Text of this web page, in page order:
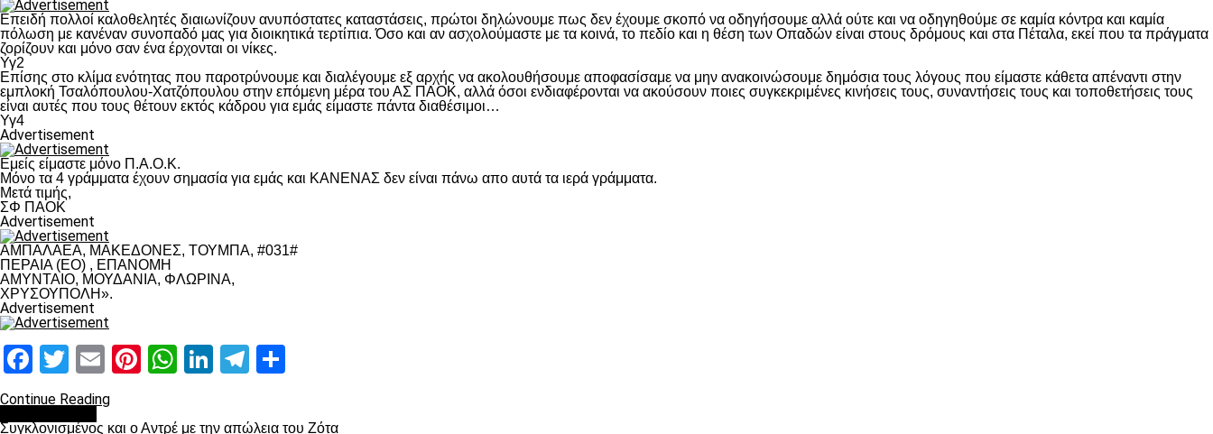
Επειδή πολλοί καλοθελητές διαιωνίζουν ανυπόστατες καταστάσεις, πρώτοι δηλώνουμε πως δεν έχουμε σκοπό να οδηγήσουμε αλλά ούτε και να οδηγηθούμε σε καμία κόντρα και καμία
πόλωση με κανέναν συνοπαδό μας για διοικητικά τερτίπια. Όσο και αν ασχολούμαστε με τα κοινά, το πεδίο και η θέση των Οπαδών είναι στους δρόμους και στα Πέταλα, εκεί που τα πράγματα
ζορίζουν και μόνο σαν ένα έρχονται οι νίκες.
Υγ2
Επίσης στο κλίμα ενότητας που παροτρύνουμε και διαλέγουμε εξ αρχής να ακολουθήσουμε αποφασίσαμε να μην ανακοινώσουμε δημόσια τους λόγους που είμαστε κάθετα απέναντι στην
εμπλοκή Τσαλόπουλου-Χατζόπουλου στην επόμενη μέρα του ΑΣ ΠΑΟΚ, αλλά όσοι ενδιαφέρονται να ακούσουν ποιες συγκεκριμένες κινήσεις τους, συναντήσεις τους και τοποθετήσεις τους
είναι αυτές που τους θέτουν εκτός κάδρου για εμάς είμαστε πάντα διαθέσιμοι…
Υγ4
Advertisement
Εμείς είμαστε μόνο Π.Α.Ο.Κ.
Μόνο τα 4 γράμματα έχουν σημασία για εμάς και ΚΑΝΕΝΑΣ δεν είναι πάνω απο αυτά τα ιερά γράμματα.
Μετά τιμής,
ΣΦ ΠΑΟΚ
Advertisement
ΑΜΠΑΛΑΕΑ, ΜΑΚΕΔΟΝΕΣ, ΤΟΥΜΠΑ, #031#
ΠΕΡΑΙΑ (ΕΟ) , ΕΠΑΝΟΜΗ
ΑΜΥΝΤΑΙΟ, ΜΟΥΔΑΝΙΑ, ΦΛΩΡΙΝΑ,
ΧΡΥΣΟΥΠΟΛΗ».
Advertisement
Facebook
Twitter
EmailPinterest
WhatsApp
LinkedIn
Telegram
Continue Reading
Συγκλονισμένος και ο Αντρέ με την απώλεια του Ζότα